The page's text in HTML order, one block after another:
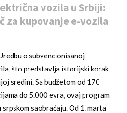
vozila u Srbiji:
za kupovanje e-vozila
o subvencionisanoj
što predstavlja istorijski korak
sredini. Sa budžetom od 170
do 5.000 evra, ovaj program
saobraćaju. Od 1. marta